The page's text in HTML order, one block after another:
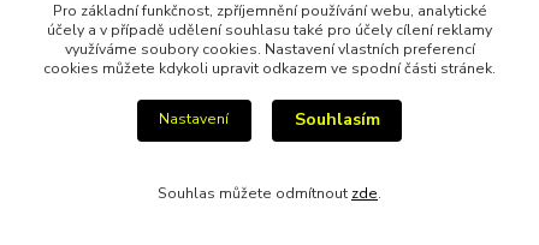
Pro základní funkčnost, zpříjemnění používání webu, analytické
účely a v případě udělení souhlasu také pro účely cílení reklamy
využíváme soubory cookies. Nastavení vlastních preferencí
cookies můžete kdykoli upravit odkazem ve spodní části stránek.
Nastavení Souhlasím
Souhlas můžete odmítnout zde.